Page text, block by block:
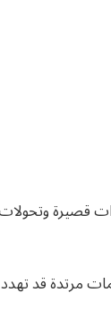
قصيرة
مرتدة قد